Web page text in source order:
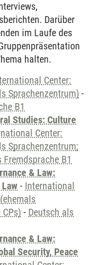
Darüber
im Laufe des
halten.
Center:
Sprachenzentrum) -
B1
Studies: Culture
Center:
Sprachenzentrum;
Fremdsprache B1
& Law:
- International
- Deutsch als
& Law:
Security, Peace